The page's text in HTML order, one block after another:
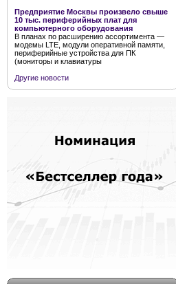
Предприятие Москвы произвело свыше
10 тыс. периферийных плат для
компьютерного оборудования
В планах по расширению ассортимента —
модемы LTE, модули оперативной памяти,
периферийные устройства для ПК
(мониторы и клавиатуры
Другие новости